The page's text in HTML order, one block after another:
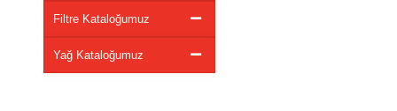
Filtre Kataloğumuz
Yağ Kataloğumuz